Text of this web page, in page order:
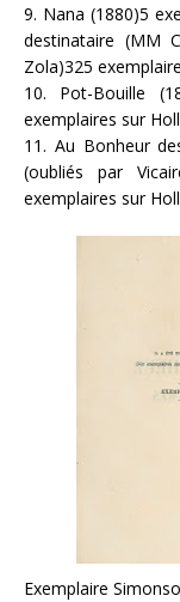
9. Nana (1880)5
destinataire (MM
Zola)325
10. Pot-Bouille
exemplaires sur
11. Au Bonheur
(oubliés par
exemplaires sur
Exemplaire